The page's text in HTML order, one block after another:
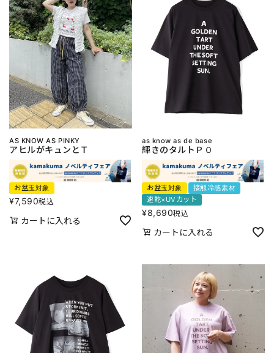
AS KNOW AS PINKY
アヒルがキュンとＴ
お盆玉対象
¥7,590税込
カートに入れる
as know as de base
輝きのタルトＰＯ
お盆玉対象
接触冷感素材
速乾×UVカット
¥8,690税込
カートに入れる